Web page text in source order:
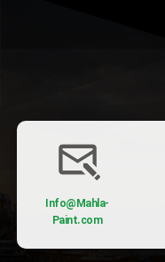
Info@Mahla-
Paint.com